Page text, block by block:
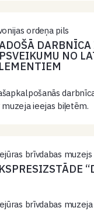
ordeņa pils
NO
muzeja ieejas biļetēm.
brīvdabas muzejs
brīvdabas